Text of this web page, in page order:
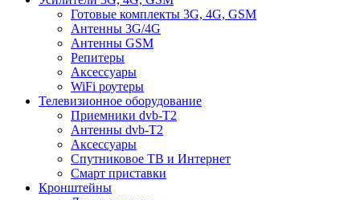
Готовые комплекты 3G, 4G, GSM
Антенны 3G/4G
Антенны GSM
Репитеры
Аксессуары
WiFi роутеры
Телевизионное оборудование
Приемники dvb-T2
Антенны dvb-T2
Аксессуары
Спутниковое ТВ и Интернет
Смарт приставки
Кронштейны